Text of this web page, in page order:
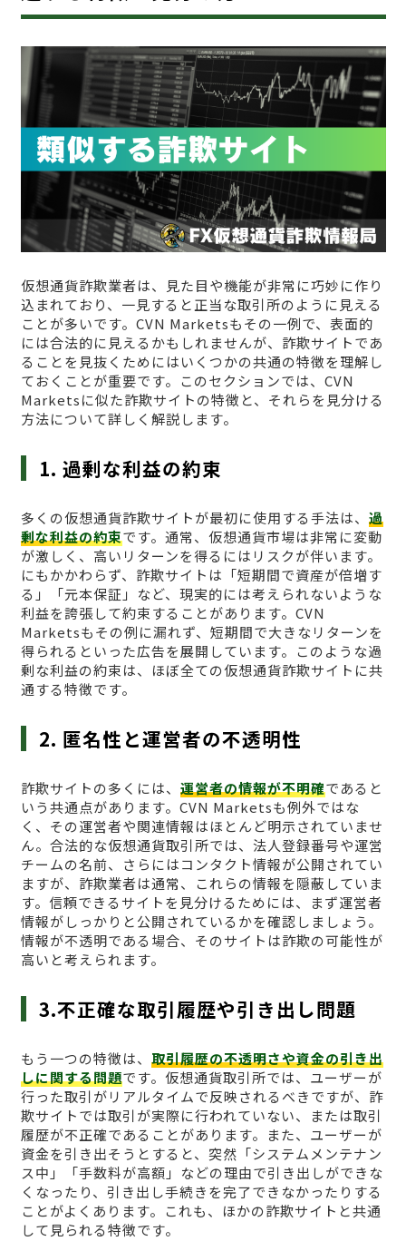
仮想通貨詐欺業者は、見た目や機能が非常に巧妙に作り
込まれており、一見すると正当な取引所のように見える
ことが多いです。CVN Marketsもその一例で、表面的
には合法的に見えるかもしれませんが、詐欺サイトであ
ることを見抜くためにはいくつかの共通の特徴を理解し
ておくことが重要です。このセクションでは、CVN
Marketsに似た詐欺サイトの特徴と、それらを見分ける
方法について詳しく解説します。
1. 過剰な利益の約束
多くの仮想通貨詐欺サイトが最初に使用する手法は、 過
剰な利益の約束です。通常、仮想通貨市場は非常に変動
が激しく、高いリターンを得るにはリスクが伴います。
にもかかわらず、詐欺サイトは「短期間で資産が倍増す
る」「元本保証」など、現実的には考えられないような
利益を誇張して約束することがあります。CVN
Marketsもその例に漏れず、短期間で大きなリターンを
得られるといった広告を展開しています。このような過
剰な利益の約束は、ほぼ全ての仮想通貨詐欺サイトに共
通する特徴です。
2. 匿名性と運営者の不透明性
詐欺サイトの多くには、 運営者の情報が不明確であると
いう共通点があります。CVN Marketsも例外ではな
く、その運営者や関連情報はほとんど明示されていませ
ん。合法的な仮想通貨取引所では、法人登録番号や運営
チームの名前、さらにはコンタクト情報が公開されてい
ますが、詐欺業者は通常、これらの情報を隠蔽していま
す。信頼できるサイトを見分けるためには、まず運営者
情報がしっかりと公開されているかを確認しましょう。
情報が不透明である場合、そのサイトは詐欺の可能性が
高いと考えられます。
3.不正確な取引履歴や引き出し問題
もう一つの特徴は、 取引履歴の不透明さや資金の引き出
しに関する問題です。仮想通貨取引所では、ユーザーが
行った取引がリアルタイムで反映されるべきですが、詐
欺サイトでは取引が実際に行われていない、または取引
履歴が不正確であることがあります。また、ユーザーが
資金を引き出そうとすると、突然「システムメンテナン
ス中」「手数料が高額」などの理由で引き出しができな
くなったり、引き出し手続きを完了できなかったりする
ことがよくあります。これも、ほかの詐欺サイトと共通
して見られる特徴です。